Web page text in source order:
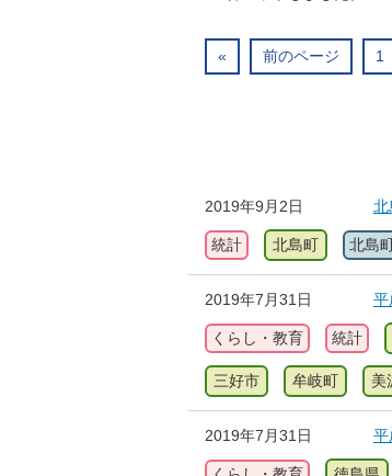
« 前のページ 1
2019年9月2日
北
統計 北島町 北島
2019年7月31日 平
くらし・教育 統計
三好市 牟岐町 美
2019年7月31日 平